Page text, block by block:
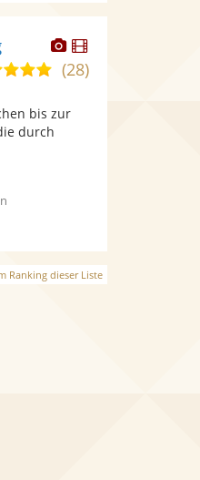
Dieser
Künstler
stellt
bereit.
Dieser
Künstler
4,9
5
Sternen
(28)
bis zur
durch
Ranking dieser Liste